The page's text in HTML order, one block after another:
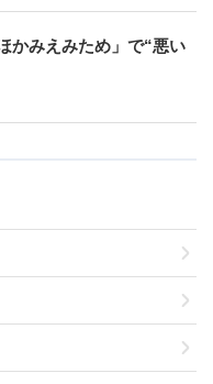
かみえみため」で“悪い